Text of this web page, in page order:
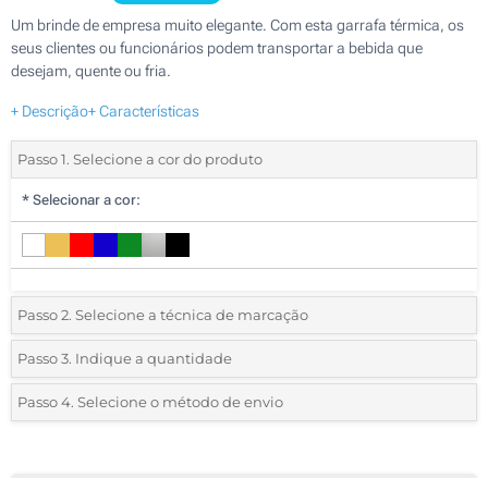
Um brinde de empresa muito elegante. Com esta garrafa térmica, os
seus clientes ou funcionários podem transportar a bebida que
desejam, quente ou fria.
+ Descrição+ Características
Passo 1. Selecione a cor do produto
* Selecionar a cor:
Passo 2. Selecione a técnica de marcação
*Selecione o tipo de marcação e as cores do logotipo:
1 Cor (Impressão circular)
Passo 3. Indique a quantidade
*Quantidade mínima:10
Passo 4. Selecione o método de envio